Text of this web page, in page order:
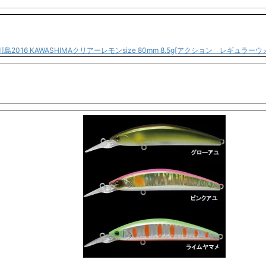
島2016 KAWASHIMAクリアーレモンsize 80mm 8.5g[アクション レギュラー